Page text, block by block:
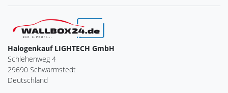
Halogenkauf LIGHTECH GmbH
Schlehenweg 4
29690 Schwarmstedt
Deutschland